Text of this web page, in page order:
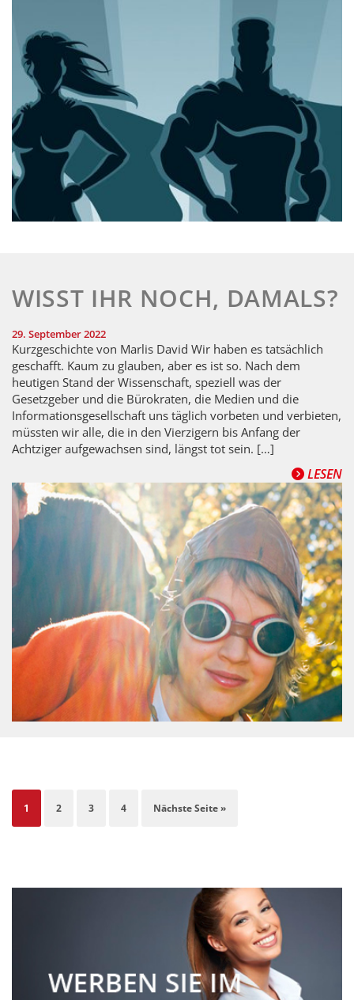
WISST IHR NOCH, DAMALS?
29. September 2022
Kurzgeschichte von Marlis David Wir haben es tatsächlich
geschafft. Kaum zu glauben, aber es ist so. Nach dem
heutigen Stand der Wissenschaft, speziell was der
Gesetzgeber und die Bürokraten, die Medien und die
Informationsgesellschaft uns täglich vorbeten und verbieten,
müssten wir alle, die in den Vierzigern bis Anfang der
Achtziger aufgewachsen sind, längst tot sein. […]
LESEN
1 2 3 4 Nächste Seite »